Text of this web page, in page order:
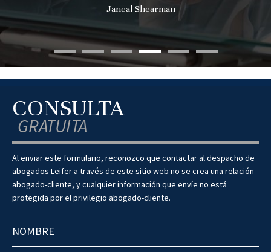
— Janeal Shearman
CONSULTA
GRATUITA
Al enviar este formulario, reconozco que contactar al despacho de
abogados Leifer a través de este sitio web no se crea una relación
abogado-cliente, y cualquier información que envíe no está
protegida por el privilegio abogado-cliente.